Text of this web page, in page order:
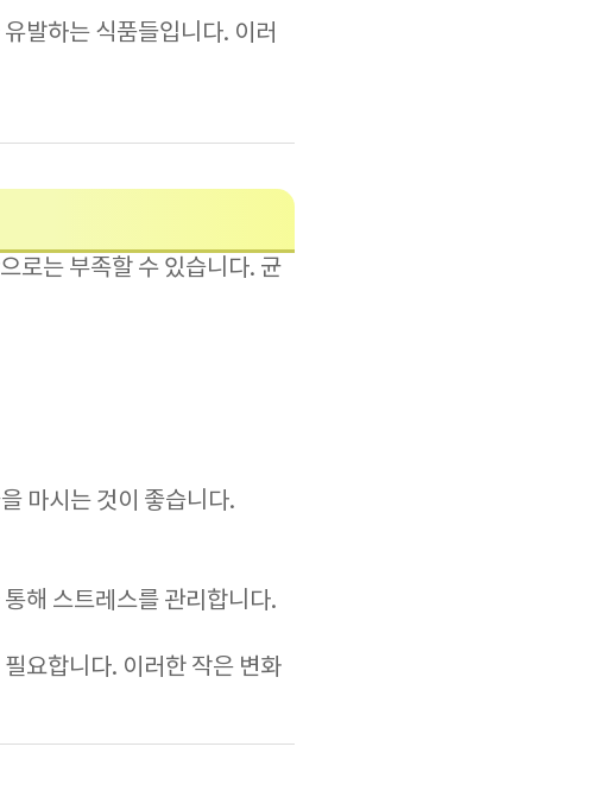
발하는 식품들입니다. 이러
로는 부족할 수 있습니다. 균
마시는 것이 좋습니다.
해 스트레스를 관리합니다.
요합니다. 이러한 작은 변화